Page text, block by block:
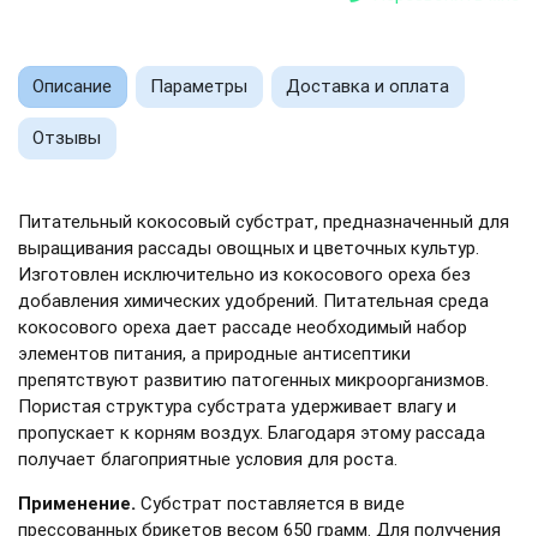
Описание Параметры Доставка и оплата
Отзывы
Питательный кокосовый субстрат, предназначенный для
выращивания рассады овощных и цветочных культур.
Изготовлен исключительно из кокосового ореха без
добавления химических удобрений. Питательная среда
кокосового ореха дает рассаде необходимый набор
элементов питания, а природные антисептики
препятствуют развитию патогенных микроорганизмов.
Пористая структура субстрата удерживает влагу и
пропускает к корням воздух. Благодаря этому рассада
получает благоприятные условия для роста.
Применение. Субстрат поставляется в виде
прессованных брикетов весом 650 грамм. Для получения